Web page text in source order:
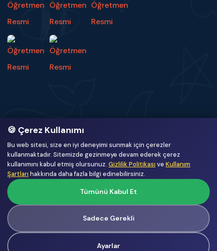
12
ONLINE
501
BUGÜN
2026 by UMT Yazılım.
🍪 Çerez Kullanımı
Bu web sitesi, size en iyi deneyimi sunmak için çerezler
kullanmaktadır. Sitemizde gezinmeye devam ederek çerez
kullanımını kabul etmiş olursunuz. Gizlilik Politikası ve Kullanım
Şartları hakkında daha fazla bilgi edinebilirsiniz.
Tümünü Kabul Et
Sadece Gerekli
Ayarlar